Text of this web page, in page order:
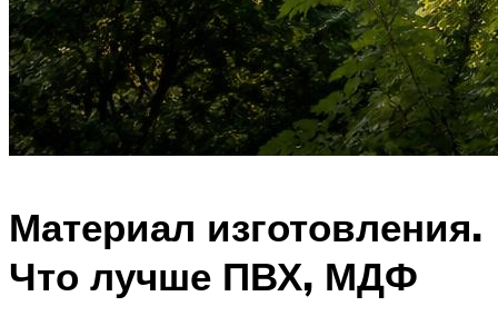
Материал изготовления.
Что лучше ПВХ, МДФ